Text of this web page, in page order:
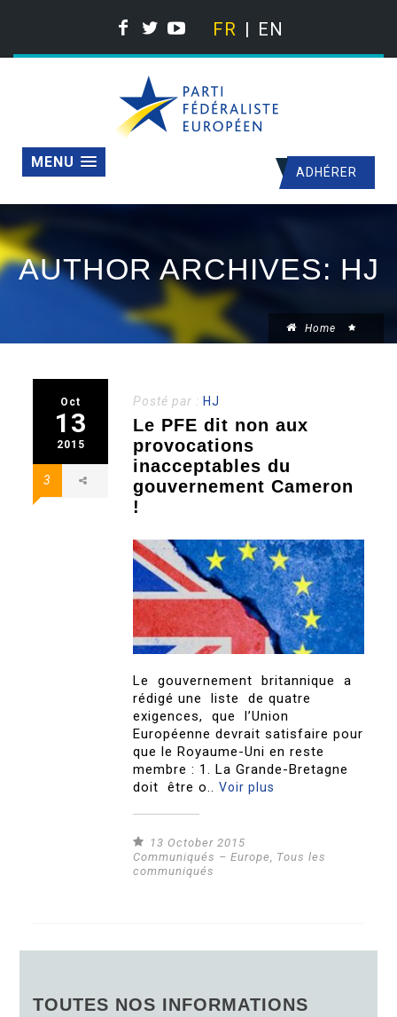
FR EN
ADHÉRER
MENU
AUTHOR ARCHIVES: HJ
Home
Oct
13
2015
3
Posté par : HJ
Le PFE dit non aux
provocations
inacceptables du
gouvernement Cameron
!
Le gouvernement britannique a
rédigé une liste de quatre
exigences, que l’Union
Européenne devrait satisfaire pour
que le Royaume-Uni en reste
membre : 1. La Grande-Bretagne
doit être o..Voir plus
13 October 2015
Communiqués – Europe, Tous les
communiqués
TOUTES NOS INFORMATIONS